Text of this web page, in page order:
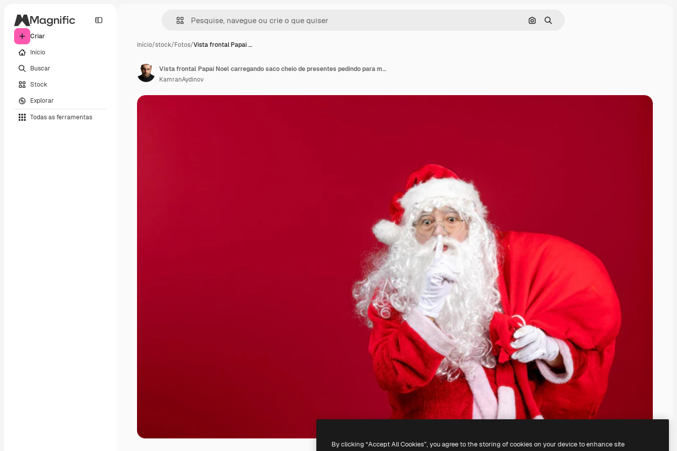
Criar
Início
Buscar
Stock
Explorar
Todas as ferramentas
Pesquisar por imagem
Buscar
Início/stock/Fotos/Vista frontal Papai …
Vista frontal Papai Noel carregando saco cheio de presentes pedindo para manter o silêncio sobre a emoção vermelha ano novo
KamranAydinov
By clicking “Accept All Cookies”, you agree to the storing of cookies on your device to enhance site